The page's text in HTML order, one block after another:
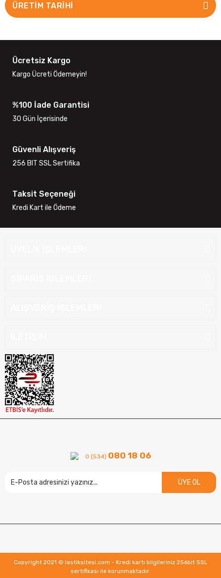
ÜRETİM TARİHİ
Ücretsiz Kargo
Kargo Ücreti Ödemeyin!
%100 İade Garantisi
30 Gün İçerisinde
Güvenli Alışveriş
256 BIT SSL Sertifika
Taksit Seçeneği
Kredi Kart ile Ödeme
0 (534) 080 18 06
ÜYE OL
Copyright 2021 © lastiksitesi.com - Kredi kartı bilgileriniz 256bit SSL
sertifikası ile korunmaktadır.